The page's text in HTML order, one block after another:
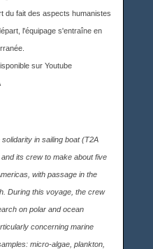
du fait des aspects humanistes
l'équipage s'entraîne en
sur Youtube
in sailing boat (T2A
its crew to make about five
with passage in the
During this voyage, the crew
on polar and ocean
concerning marine
micro-algae, plankton,